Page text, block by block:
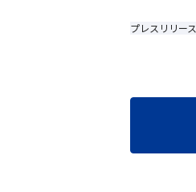
プレスリリース